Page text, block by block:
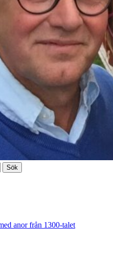
anor från 1300-talet